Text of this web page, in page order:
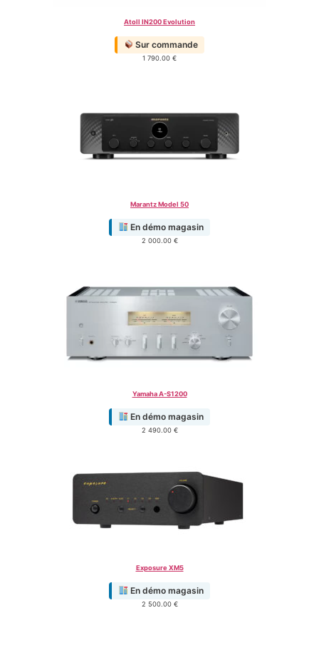
Atoll IN200 Evolution
Sur commande
1 790.00 €
Marantz Model 50
En démo magasin
2 000.00 €
Yamaha A-S1200
En démo magasin
2 490.00 €
Exposure XM5
En démo magasin
2 500.00 €